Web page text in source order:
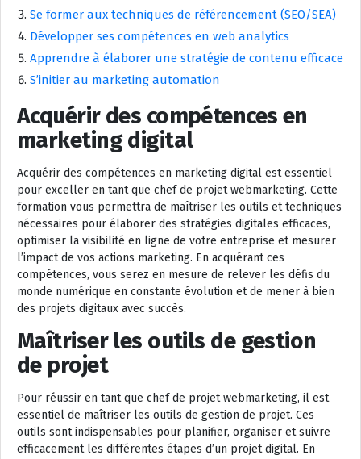
Se former aux techniques de référencement (SEO/SEA)
Développer ses compétences en web analytics
Apprendre à élaborer une stratégie de contenu efficace
S’initier au marketing automation
Acquérir des compétences en
marketing digital
Acquérir des compétences en marketing digital est essentiel
pour exceller en tant que chef de projet webmarketing. Cette
formation vous permettra de maîtriser les outils et techniques
nécessaires pour élaborer des stratégies digitales efficaces,
optimiser la visibilité en ligne de votre entreprise et mesurer
l’impact de vos actions marketing. En acquérant ces
compétences, vous serez en mesure de relever les défis du
monde numérique en constante évolution et de mener à bien
des projets digitaux avec succès.
Maîtriser les outils de gestion
de projet
Pour réussir en tant que chef de projet webmarketing, il est
essentiel de maîtriser les outils de gestion de projet. Ces
outils sont indispensables pour planifier, organiser et suivre
efficacement les différentes étapes d’un projet digital. En